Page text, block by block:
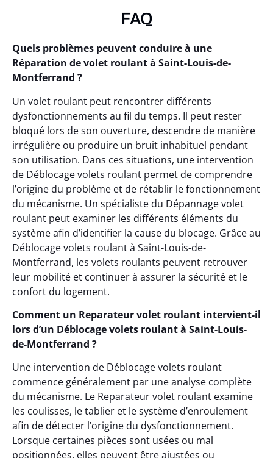
FAQ
Quels problèmes peuvent conduire à une
Réparation de volet roulant à Saint-Louis-de-
Montferrand ?
Un volet roulant peut rencontrer différents
dysfonctionnements au fil du temps. Il peut rester
bloqué lors de son ouverture, descendre de manière
irrégulière ou produire un bruit inhabituel pendant
son utilisation. Dans ces situations, une intervention
de Déblocage volets roulant permet de comprendre
l’origine du problème et de rétablir le fonctionnement
du mécanisme. Un spécialiste du Dépannage volet
roulant peut examiner les différents éléments du
système afin d’identifier la cause du blocage. Grâce au
Déblocage volets roulant à Saint-Louis-de-
Montferrand, les volets roulants peuvent retrouver
leur mobilité et continuer à assurer la sécurité et le
confort du logement.
Comment un Reparateur volet roulant intervient-il
lors d’un Déblocage volets roulant à Saint-Louis-
de-Montferrand ?
Une intervention de Déblocage volets roulant
commence généralement par une analyse complète
du mécanisme. Le Reparateur volet roulant examine
les coulisses, le tablier et le système d’enroulement
afin de détecter l’origine du dysfonctionnement.
Lorsque certaines pièces sont usées ou mal
positionnées, elles peuvent être ajustées ou